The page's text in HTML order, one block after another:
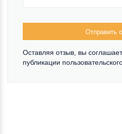
Отправить
Оставляя отзыв, вы
публикации